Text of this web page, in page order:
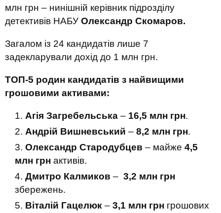
млн грн – нинішній керівник підрозділу
детективів НАБУ Олександр Скомаров.
Загалом із 24 кандидатів лише 7
задекларували дохід до 1 млн грн.
ТОП-5 родин кандидатів з найвищими
грошовими активами:
Агія Загребельська – 16,5 млн грн.
Андрій Вишневський – 8,2 млн грн.
Олександр Стародубцев – майже 4,5
млн грн активів.
Дмитро Калмиков – 3,2 млн грн
збережень.
Віталій Гацелюк – 3,1 млн грн грошових